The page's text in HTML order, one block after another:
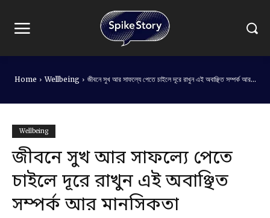
Home Wellbeing জীবনে সুখ আর সাফল্যে পেতে চাইলে দূরে রাখুন এই অবাঞ্ছিত সম্পর্ক আর...
Wellbeing
জীবনে সুখ আর সাফল্যে পেতে
চাইলে দূরে রাখুন এই অবাঞ্ছিত
সম্পর্ক আর মানসিকতা